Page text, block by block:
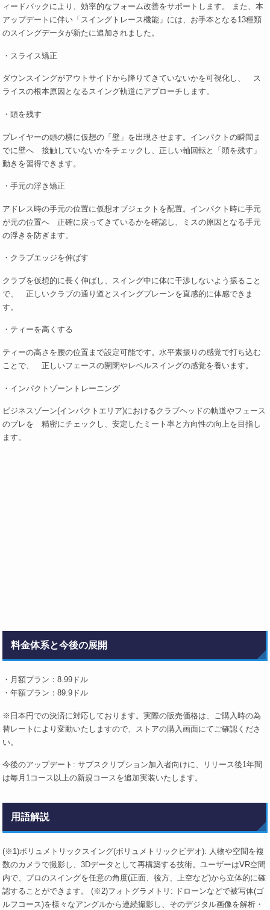
ィードバックにより、効率的なフォーム改善をサポートします。 また、本
アップデートに伴い「スイングトレース機能」には、お手本となる13種類
のスイングデータが新たに追加されました。
・スライス矯正
ダウンスイングがアウトサイドから降りてきていないかを可視化し、 ス
ライスの根本原因となるスイング軌道にアプローチします。
・頭を残す
プレイヤーの頭の横に仮想の「壁」を出現させます。インパクトの瞬間ま
でに壁へ 接触していないかをチェックし、正しい軸回転と「頭を残す」
動きを習得できます。
・手元の浮き矯正
アドレス時の手元の位置に仮想オブジェクトを配置。インパクト時に手元
が元の位置へ 正確に戻ってきているかを確認し、ミスの原因となる手元
の浮きを防ぎます。
・クラブエッジを伸ばす
クラブを仮想的に長く伸ばし、スイング中に体に干渉しないよう振ること
で、 正しいクラブの通り道とスイングプレーンを直感的に体感できま
す。
・ティーを高くする
ティーの高さを腰の位置まで設定可能です。水平素振りの感覚で打ち込む
ことで、 正しいフェースの開閉やレベルスイングの感覚を養います。
・インパクトゾーントレーニング
ビジネスゾーン(インパクトエリア)におけるクラブヘッドの軌道やフェース
のブレを 精密にチェックし、安定したミート率と方向性の向上を目指し
ます。
料金体系と今後の展開
・月額プラン：8.99ドル
・年額プラン：89.9ドル
※日本円での決済に対応しております。実際の販売価格は、ご購入時の為
替レートにより変動いたしますので、ストアの購入画面にてご確認くださ
い。
今後のアップデート: サブスクリプション加入者向けに、リリース後1年間
は毎月1コース以上の新規コースを追加実装いたします。
用語解説
(※1)ボリュメトリックスイング(ボリュメトリックビデオ): 人物や空間を複
数のカメラで撮影し、3Dデータとして再構築する技術。ユーザーはVR空間
内で、プロのスイングを任意の角度(正面、後方、上空など)から立体的に確
認することができます。 (※2)フォトグラメトリ: ドローンなどで被写体(ゴ
ルフコース)を様々なアングルから連続撮影し、そのデジタル画像を解析・